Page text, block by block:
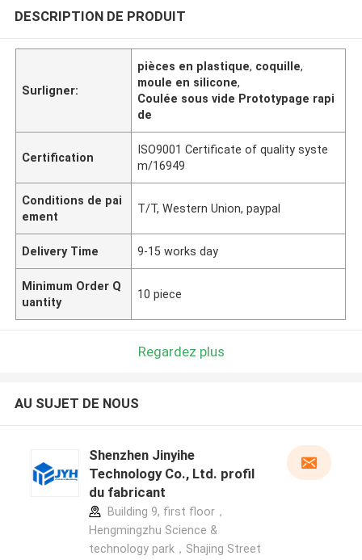
DESCRIPTION DE PRODUIT
Surligner:
pièces en plastique, coquille,
moule en silicone,
Coulée sous vide Prototypage rapi
de
Certification
ISO9001 Certificate of quality syste
m/16949
Conditions de pai
ement
T/T, Western Union, paypal
Delivery Time 9-15 works day
Minimum Order Q
uantity
10 piece
Regardez plus
AU SUJET DE NOUS
Shenzhen Jinyihe
Technology Co., Ltd. profil
du fabricant
Building 9, first floor，
Hengmingzhu Science &
technology park，Shajing Street